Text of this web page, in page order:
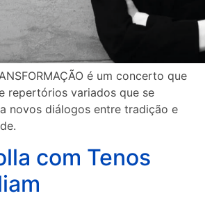
é um concerto que
repertórios variados que se
novos diálogos entre tradição e
com Tenos